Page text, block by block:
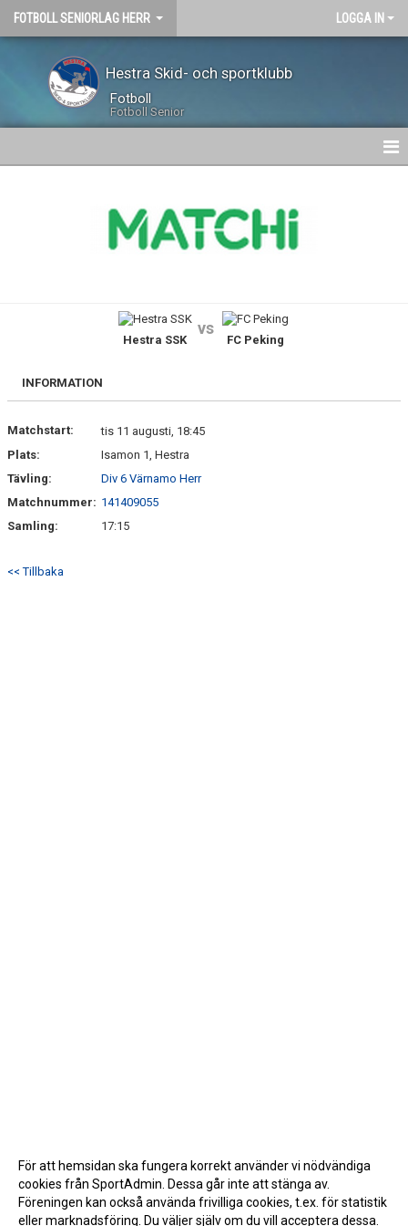
FOTBOLL SENIORLAG HERR LOGGA IN
Hestra Skid- och sportklubb
Fotboll
Fotboll Senior
BILDGALLERI
KONTAKT
MATCHER
Hestra SSK
vs
FC Peking
INFORMATION
Matchstart:
tis 11 augusti, 18:45
Plats:
Isamon 1, Hestra
Tävling:
Div 6 Värnamo Herr
Matchnummer: 141409055
Samling:
17:15
<< Tillbaka
För att hemsidan ska fungera korrekt använder vi nödvändiga
cookies från SportAdmin. Dessa går inte att stänga av.
Föreningen kan också använda frivilliga cookies, t.ex. för statistik
eller marknadsföring. Du väljer själv om du vill acceptera dessa.